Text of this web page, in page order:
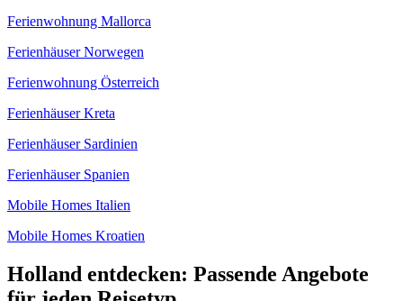
Ferienwohnung Mallorca
Ferienhäuser Norwegen
Ferienwohnung Österreich
Ferienhäuser Kreta
Ferienhäuser Sardinien
Ferienhäuser Spanien
Mobile Homes Italien
Mobile Homes Kroatien
Holland entdecken: Passende Angebote